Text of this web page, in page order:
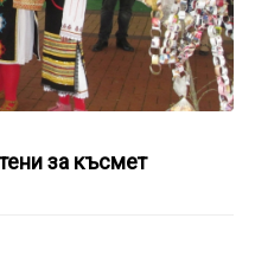
за късмет